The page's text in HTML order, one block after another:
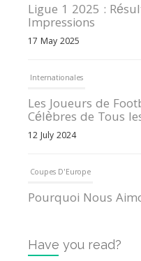
Ligue 1 2025 :
Impressions
17 May 2025
Internationales
Les Joueurs de
Célèbres de Tous
12 July 2024
Coupes D'Europe
Pourquoi Nous
Internationales
Have you read?